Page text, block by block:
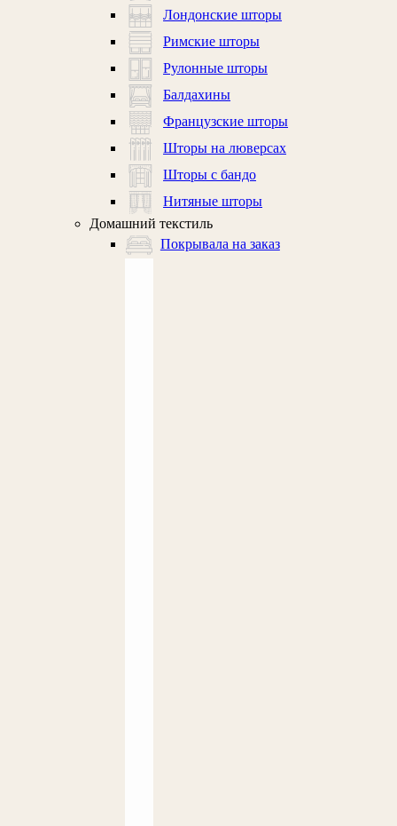
Лондонские шторы
Римские шторы
Рулонные шторы
Балдахины
Французские шторы
Шторы на люверсах
Шторы с бандо
Нитяные шторы
Домашний текстиль
Покрывала на заказ